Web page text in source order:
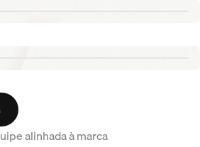
alinhada à marca